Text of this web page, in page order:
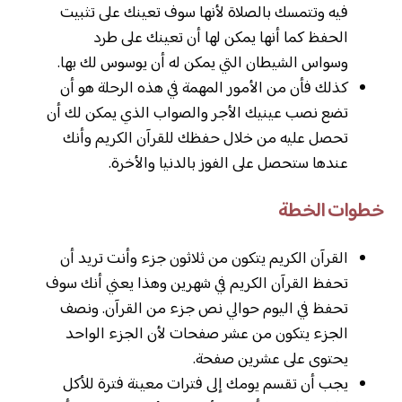
فيه وتتمسك بالصلاة لأنها سوف تعينك على تثبيت
الحفظ كما أنها يمكن لها أن تعينك على طرد
وسواس الشيطان التي يمكن له أن يوسوس لك بها.
كذلك فأن من الأمور المهمة في هذه الرحلة هو أن
تضع نصب عينيك الأجر والصواب الذي يمكن لك أن
تحصل عليه من خلال حفظك للقرآن الكريم وأنك
عندها ستحصل على الفوز بالدنيا والأخرة.
خطوات الخطة
القرآن الكريم يتكون من ثلاثون جزء وأنت تريد أن
تحفظ القرآن الكريم في شهرين وهذا يعني أنك سوف
تحفظ في اليوم حوالي نص جزء من القرآن. ونصف
الجزء يتكون من عشر صفحات لأن الجزء الواحد
يحتوى على عشرين صفحة.
يجب أن تقسم يومك إلى فترات معينة فترة للأكل